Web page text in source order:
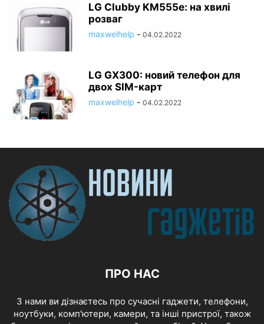
LG Clubby KM555e: на хвилі
розваг
maxwelhelp - 04.02.2022
LG GX300: новий телефон для
двох SIM-карт
maxwelhelp - 04.02.2022
ПРО НАС
З нами ви дізнаєтесь про сучасні гаджети, телефони,
ноутбуки, комп'ютери, камери, та інші пристрої, також